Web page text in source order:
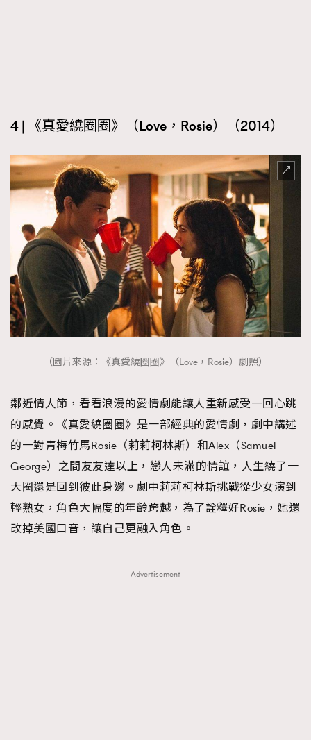
4 | 《真愛繞圈圈》（Love，Rosie）（2014）
（圖片來源：《真愛繞圈圈》（Love，Rosie）劇照）
鄰近情人節，看看浪漫的愛情劇能讓人重新感受一回心跳
的感覺。《真愛繞圈圈》是一部經典的愛情劇，劇中講述
的一對青梅竹馬Rosie（莉莉柯林斯）和Alex（Samuel
George）之間友友達以上，戀人未滿的情誼，人生繞了一
大圈還是回到彼此身邊。劇中莉莉柯林斯挑戰從少女演到
輕熟女，角色大幅度的年齡跨越，為了詮釋好Rosie，她還
改掉美國口音，讓自己更融入角色。
Advertisement